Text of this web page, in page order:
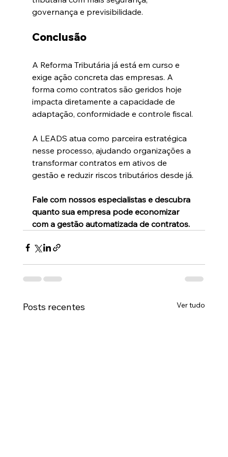
governança e previsibilidade.
Conclusão
A Reforma Tributária já está em curso e
exige ação concreta das empresas. A
forma como contratos são geridos hoje
impacta diretamente a capacidade de
adaptação, conformidade e controle fiscal.
A LEADS atua como parceira estratégica
nesse processo, ajudando organizações a
transformar contratos em ativos de
gestão e reduzir riscos tributários desde já.
Fale com nossos especialistas e descubra
quanto sua empresa pode economizar
com a gestão automatizada de contratos.
Posts recentes Ver tudo